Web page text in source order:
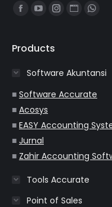
Find us on:
Facebook
opens
new
window
YouTube
opens
new
window
Instagram
new
window
Website
new
window
new
Products
Software Akuntansi
■ Software Accurate
■ Acosys
■ EASY Accounting
■ Jurnal
■ Zahir Accounting
Tools Accurate
Point of Sales